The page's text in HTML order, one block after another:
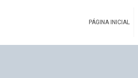
PÁGINA INICIAL